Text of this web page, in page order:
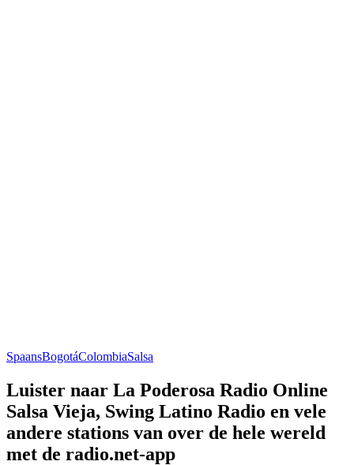
SpaansBogotáColombiaSalsa
Luister naar La Poderosa Radio Online
Salsa Vieja, Swing Latino Radio en vele
andere stations van over de hele wereld
met de radio.net-app